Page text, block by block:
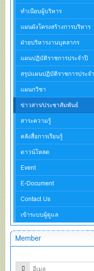
ทำเนียบผู้บริหาร
แผนผังโครงสร้างการบริหาร
ฝ่ายบริหารงานบุคลากร
แผนปฏิบัติราชการประจำปี
สรุปแผนปฏิบัติราชการประจ
แผนกวิชา
ข่าวสาร/ประชาสัมพันธ์
สาระความรู้
คลังสื่อการเรียนรู้
ดาวน์โหลด
Event
E-Document
Contact Us
เข้าระบบผู้ดูแล
Member